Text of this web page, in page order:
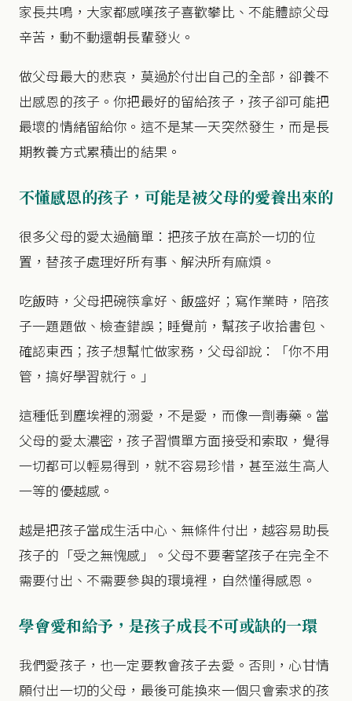
家長共鳴，大家都感嘆孩子喜歡攀比、不能體諒父母
辛苦，動不動還朝長輩發火。
做父母最大的悲哀，莫過於付出自己的全部，卻養不
出感恩的孩子。你把最好的留給孩子，孩子卻可能把
最壞的情緒留給你。這不是某一天突然發生，而是長
期教養方式累積出的結果。
不懂感恩的孩子，可能是被父母的愛養出來的
很多父母的愛太過簡單：把孩子放在高於一切的位
置，替孩子處理好所有事、解決所有麻煩。
吃飯時，父母把碗筷拿好、飯盛好；寫作業時，陪孩
子一題題做、檢查錯誤；睡覺前，幫孩子收拾書包、
確認東西；孩子想幫忙做家務，父母卻說：「你不用
管，搞好學習就行。」
這種低到塵埃裡的溺愛，不是愛，而像一劑毒藥。當
父母的愛太濃密，孩子習慣單方面接受和索取，覺得
一切都可以輕易得到，就不容易珍惜，甚至滋生高人
一等的優越感。
越是把孩子當成生活中心、無條件付出，越容易助長
孩子的「受之無愧感」。父母不要奢望孩子在完全不
需要付出、不需要參與的環境裡，自然懂得感恩。
學會愛和給予，是孩子成長不可或缺的一環
我們愛孩子，也一定要教會孩子去愛。否則，心甘情
願付出一切的父母，最後可能換來一個只會索求的孩